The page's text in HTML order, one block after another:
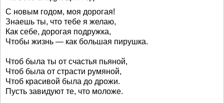
С новым годом, моя дорогая!
Знаешь ты, что тебе я желаю,
Как себе, дорогая подружка,
Чтобы жизнь — как большая пирушка.
Чтоб была ты от счастья пьяной,
Чтоб была от страсти румяной,
Чтоб красивой была до дрожи.
Пусть завидуют те, что моложе.